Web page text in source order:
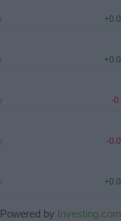
Powered by Investing.com